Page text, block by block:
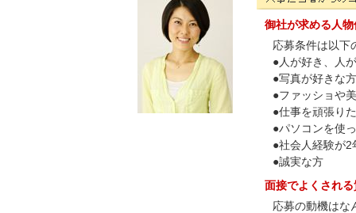
御社が求める人
応募条件は以下
●人が好き、人
●写真が好きな方
●ファッショや
●仕事を頑張り
●パソコンを使
●社会人経験が2
●誠実な方
面接でよくされ
応募の動機はな